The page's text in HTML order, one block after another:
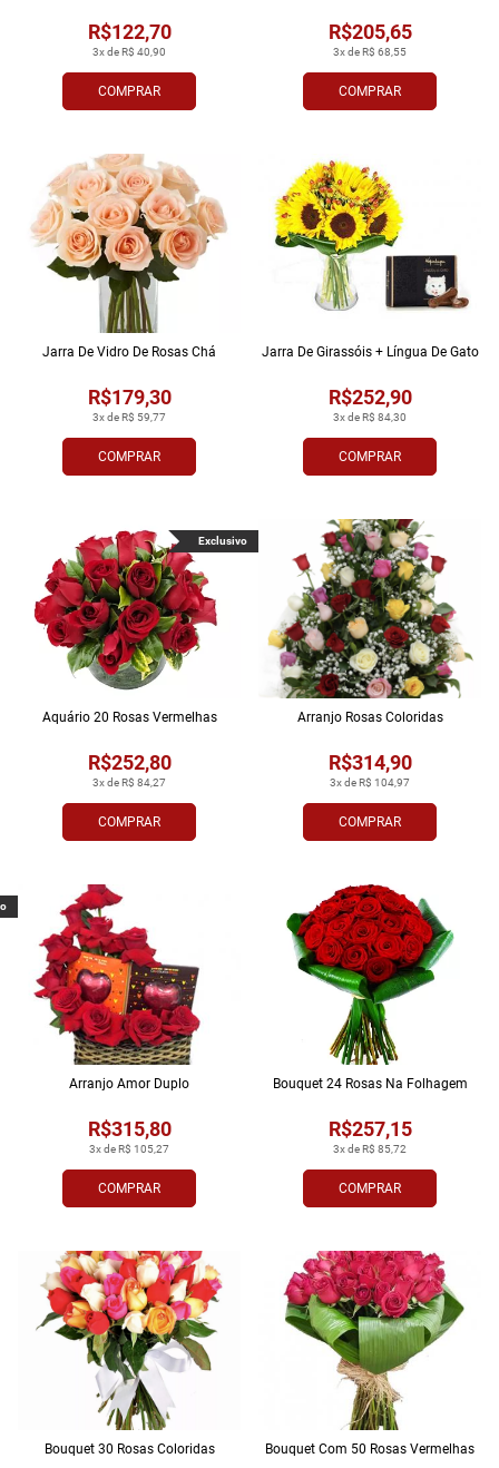
COMPRAR
3x de R$ 40,90
R$122,70
COMPRAR
3x de R$ 68,55
R$205,65
COMPRAR
3x de R$ 59,77
R$179,30
Jarra De Vidro De Rosas Chá
COMPRAR
3x de R$ 84,30
R$252,90
Jarra De Girassóis + Língua De Gato
COMPRAR
3x de R$ 84,27
R$252,80
Aquário 20 Rosas Vermelhas
Exclusivo
COMPRAR
3x de R$ 104,97
R$314,90
Arranjo Rosas Coloridas
COMPRAR
3x de R$ 105,27
R$315,80
Arranjo Amor Duplo
COMPRAR
3x de R$ 85,72
R$257,15
Bouquet 24 Rosas Na Folhagem
Bouquet 30 Rosas Coloridas Bouquet Com 50 Rosas Vermelhas